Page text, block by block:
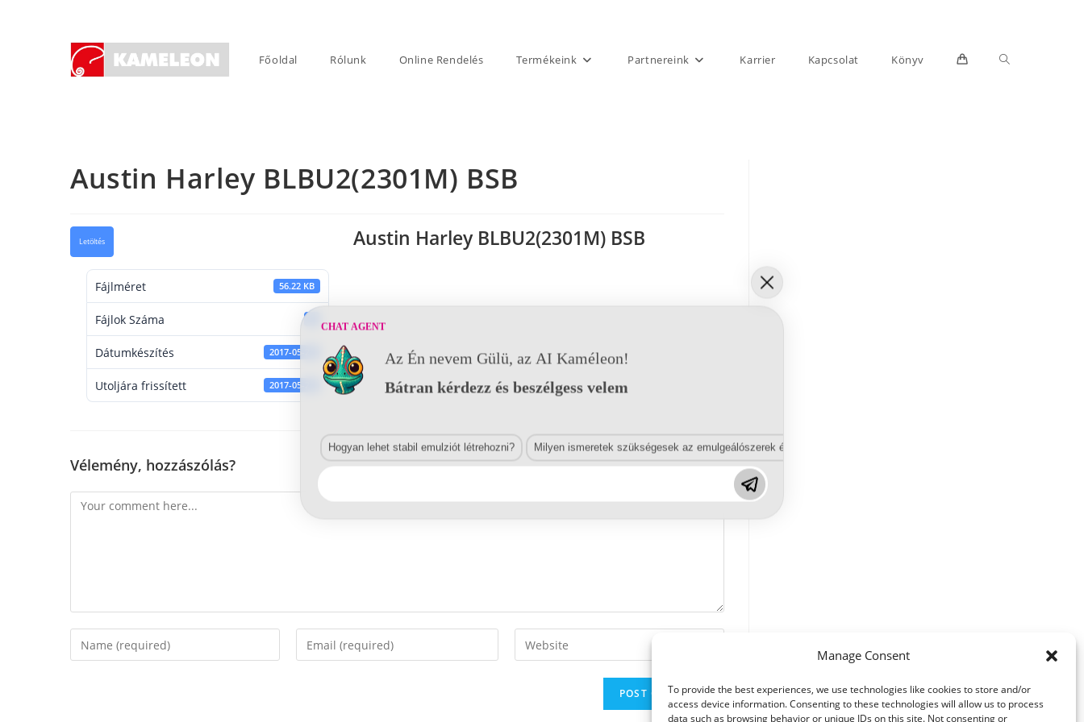
Manage Consent
To provide the best experiences, we use technologies like cookies to store and/or
access device information. Consenting to these technologies will allow us to process
data such as browsing behavior or unique IDs on this site. Not consenting or
Főoldal Rólunk Online Rendelés Termékeink Partnereink Karrier Kapcsolat Könyv Toggle
Austin Harley BLBU2(2301M) BSB
Letöltés
Fájlméret 56.22 KB
Fájlok Száma
Dátumkészítés 2017-05-24
Utoljára frissített 2017-05-24
Austin Harley BLBU2(2301M) BSB
Vélemény, hozzászólás?
Comment
Enter
your
Enter
your
Enter
your
CHAT AGENT
Az Én nevem Gülü, az AI Kaméleon!
Bátran kérdezz és beszélgess velem
Hogyan lehet stabil emulziót létrehozni? Milyen ismeretek szükségesek az emulgeálószerek és diszpergálószerek terén?